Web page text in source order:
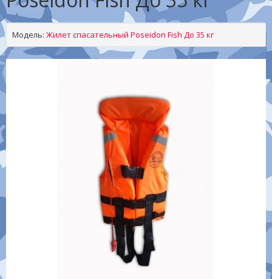
Модель: Жилет спасательный Poseidon Fish До 35 кг